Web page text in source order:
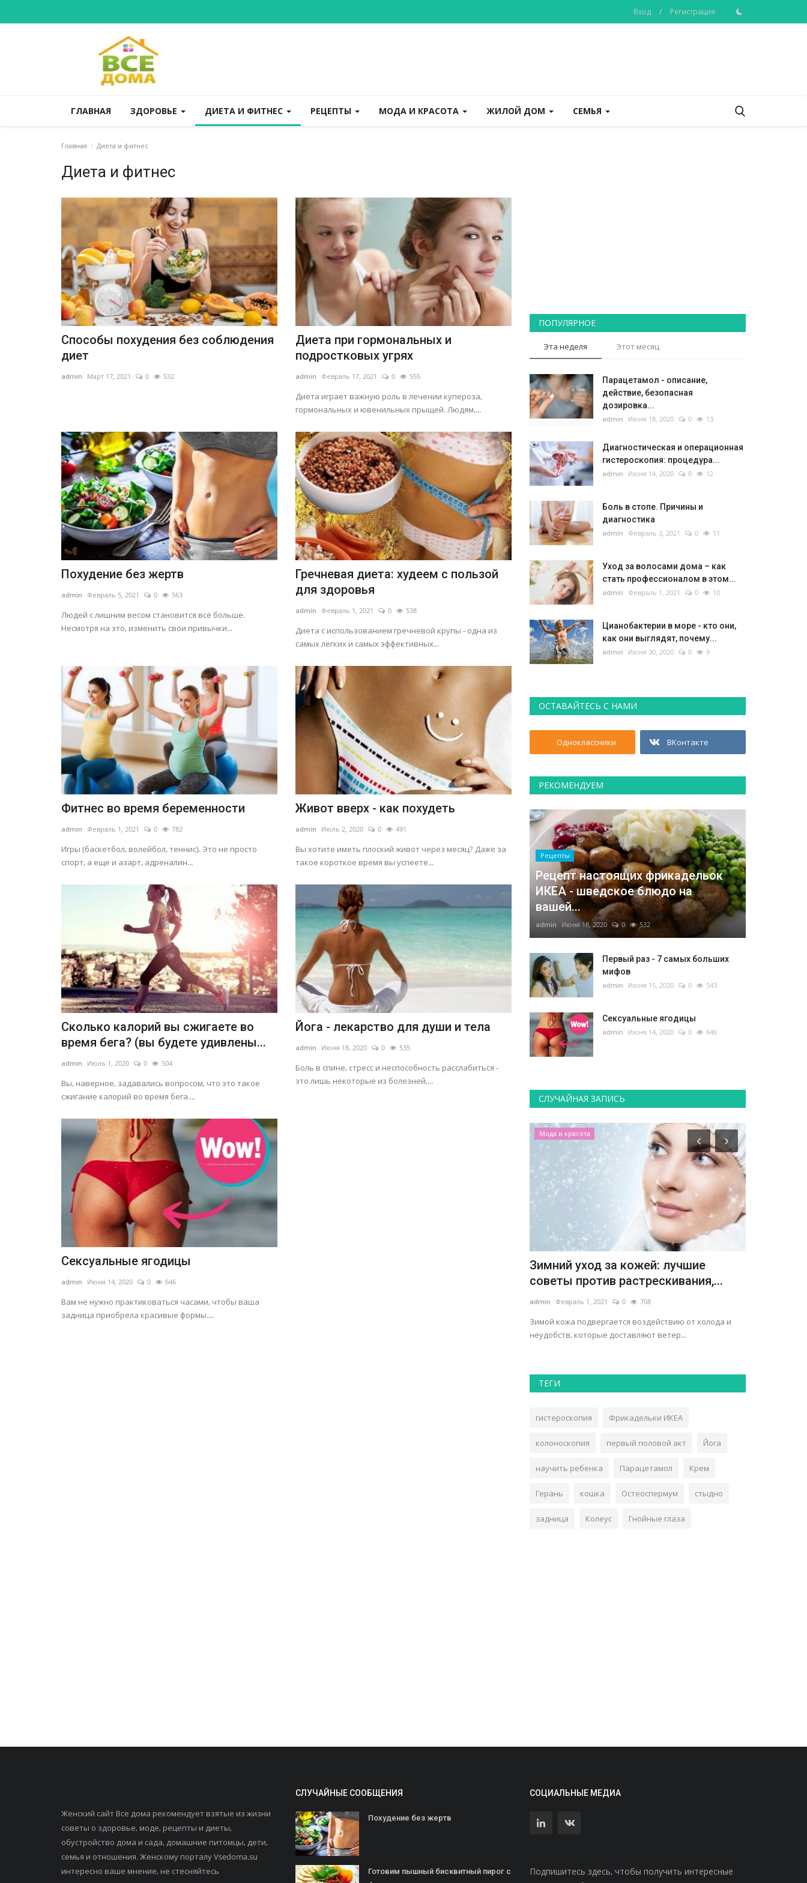
Вход / Регистрация
ГЛАВНАЯ ЗДОРОВЬЕ ДИЕТА И ФИТНЕС РЕЦЕПТЫ МОДА И КРАСОТА ЖИЛОЙ ДОМ СЕМЬЯ
Главная Диета и фитнес
Диета и фитнес
Способы похудения без соблюдения
диет
admin Март 17, 2021 0 532
Диета при гормональных и
подростковых угрях
admin Февраль 17, 2021 0 555
Диета играет важную роль в лечении купероза,
гормональных и ювенильных прыщей. Людям,...
Похудение без жертв
admin Февраль 5, 2021 0 563
Людей с лишним весом становится всё больше.
Несмотря на это, изменить свои привычки...
Гречневая диета: худеем с пользой
для здоровья
admin Февраль 1, 2021 0 538
Диета с использованием гречневой крупы - одна из
самых легких и самых эффективных...
Фитнес во время беременности
admin Февраль 1, 2021 0 782
Игры (баскетбол, волейбол, теннис). Это не просто
спорт, а еще и азарт, адреналин...
Живот вверх - как похудеть
admin Июль 2, 2020 0 491
Вы хотите иметь плоский живот через месяц? Даже за
такое короткое время вы успеете...
Сколько калорий вы сжигаете во
время бега? (вы будете удивлены...
admin Июль 1, 2020 0 504
Вы, наверное, задавались вопросом, что это такое
сжигание калорий во время бега....
Йога - лекарство для души и тела
admin Июня 18, 2020 0 535
Боль в спине, стресс и неспособность расслабиться -
это лишь некоторые из болезней,...
Сексуальные ягодицы
admin Июня 14, 2020 0 646
Вам не нужно практиковаться часами, чтобы ваша
задница приобрела красивые формы....
ПОПУЛЯРНОЕ
Эта неделя Этот месяц
Парацетамол - описание,
действие, безопасная
дозировка...
admin Июня 18, 2020 0 13
Диагностическая и операционная
гистероскопия: процедура...
admin Июня 14, 2020 0 12
Боль в стопе. Причины и
диагностика
admin Февраль 3, 2021 0 11
Уход за волосами дома – как
стать профессионалом в этом...
admin Февраль 1, 2021 0 10
Цианобактерии в море - кто они,
как они выглядят, почему...
admin Июня 30, 2020 0 9
ОСТАВАЙТЕСЬ С НАМИ
Одноклассники ВКонтакте
РЕКОМЕНДУЕМ
Рецепты
Рецепт настоящих фрикадельок
ИКЕА - шведское блюдо на
вашей...
admin Июня 18, 2020 0 532
Первый раз - 7 самых больших
мифов
admin Июня 15, 2020 0 543
Сексуальные ягодицы
admin Июня 14, 2020 0 646
СЛУЧАЙНАЯ ЗАПИСЬ
Здоровье
Рубец после операции
admin Февраль 3, 2021
Рубец возникает из-за повреждения дермы и
образования там волокнистой соединительной...
Мода и красота
Зимний уход за кожей: лучшие
советы против растрескивания,...
admin Февраль 1, 2021 0 708
Зимой кожа подвергается воздействию от холода и
неудобств, которые доставляют ветер...
ТЕГИ
гистероскопия Фрикадельки ИКЕА
колоноскопия первый половой акт Йога
научить ребенка Парацетамол Крем
Герань кошка Остеоспермум стыдно
задница Колеус Гнойные глаза
Женский сайт Все дома рекомендует взятые из жизни
советы о здоровье, моде, рецепты и диеты,
обустройство дома и сада, домашние питомцы, дети,
семья и отношения. Женскому порталу Vsedoma.su
интересно ваше мнение, не стесняйтесь
СЛУЧАЙНЫЕ СООБЩЕНИЯ
Похудение без жертв
Готовим пышный бисквитный пирог с
СОЦИАЛЬНЫЕ МЕДИА
Подпишитесь здесь, чтобы получить интересные